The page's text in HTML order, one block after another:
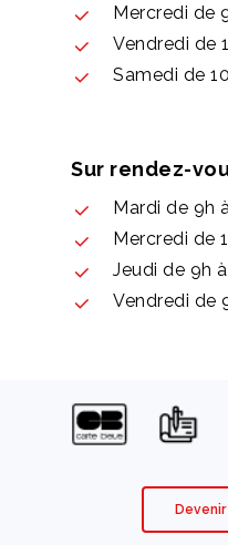
Mercredi de
Vendredi de
Samedi de
Sur rendez-
Mardi de 9h
Mercredi de
Jeudi de 9h
Vendredi de